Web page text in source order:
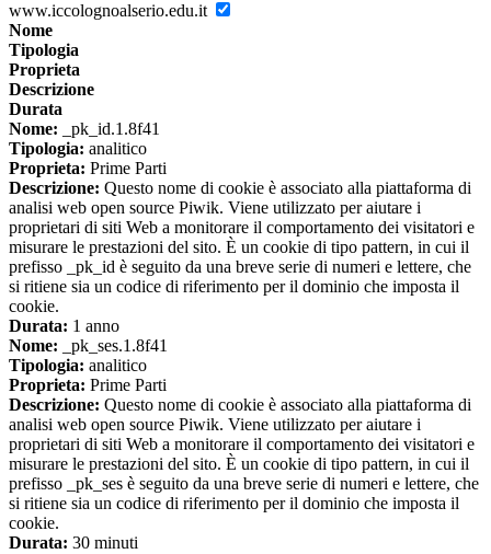
www.iccolognoalserio.edu.it
Nome
Tipologia
Proprieta
Descrizione
Durata
Nome: _pk_id.1.8f41
Tipologia: analitico
Proprieta: Prime Parti
Descrizione: Questo nome di cookie è associato alla piattaforma di
analisi web open source Piwik. Viene utilizzato per aiutare i
proprietari di siti Web a monitorare il comportamento dei visitatori e
misurare le prestazioni del sito. È un cookie di tipo pattern, in cui il
prefisso _pk_id è seguito da una breve serie di numeri e lettere, che
si ritiene sia un codice di riferimento per il dominio che imposta il
cookie.
Durata: 1 anno
Nome: _pk_ses.1.8f41
Tipologia: analitico
Proprieta: Prime Parti
Descrizione: Questo nome di cookie è associato alla piattaforma di
analisi web open source Piwik. Viene utilizzato per aiutare i
proprietari di siti Web a monitorare il comportamento dei visitatori e
misurare le prestazioni del sito. È un cookie di tipo pattern, in cui il
prefisso _pk_ses è seguito da una breve serie di numeri e lettere, che
si ritiene sia un codice di riferimento per il dominio che imposta il
cookie.
Durata: 30 minuti